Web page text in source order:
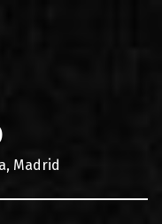
Madrid